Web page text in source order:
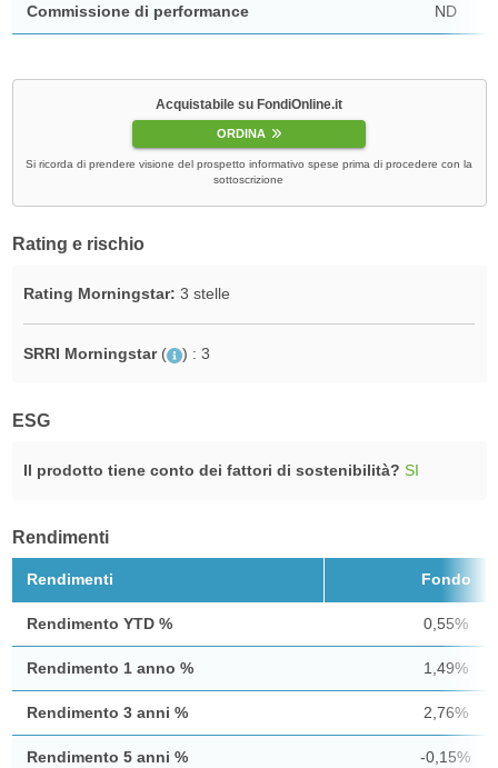
Commissione di performance ND
Acquistabile su FondiOnline.it
ORDINA
Si ricorda di prendere visione del prospetto informativo spese prima di procedere con la
sottoscrizione
Rating e rischio
Rating Morningstar: 3 stelle
SRRI Morningstar ( ) : 3
ESG
Il prodotto tiene conto dei fattori di sostenibilità? SI
Rendimenti
Rendimenti Fondo
Rendimento YTD % 0,55%
Rendimento 1 anno % 1,49%
Rendimento 3 anni % 2,76%
Rendimento 5 anni % -0,15%